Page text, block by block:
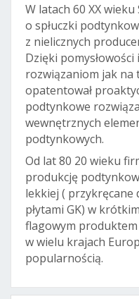
W latach 60 XX
o spłuczki
z nielicznych
Dzięki
rozwiązaniom jak na
opatentował
podtynkowe
wewnętrznych
podtynkowych.
Od lat 80 20 wieku
produkcję
lekkiej ( przykręcane
płytami GK) w
flagowym
w wielu krajach
popularnością.